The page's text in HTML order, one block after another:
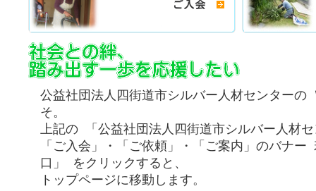
公益社団法人四街道市シルバー人材センター
そ。
上記の 「公益社団法人四街道市シルバー人材
「ご入会」・「ご依頼」・「ご案内」のバナ
口」 をクリックすると、
トップページに移動します。